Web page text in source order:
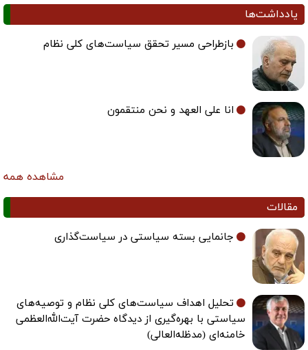
یادداشت‌ها
بازطراحی مسیر تحقق سیاست‌های کلی نظام
انا علی العهد و نحن منتقمون
مشاهده همه
مقالات
جانمایی بسته سیاستی در سیاست‌گذاری
تحلیل اهداف سیاست‌های کلی نظام و توصیه‌های
سیاستی با بهره‌گیری از دیدگاه حضرت آیت‌الله‌العظمی
خامنه‌ای (مدظله‌العالی)